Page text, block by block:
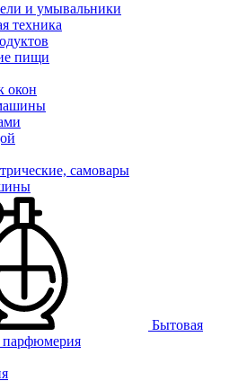
и умывальники
техника
пищи
окон
самовары
Бытовая
парфюмерия